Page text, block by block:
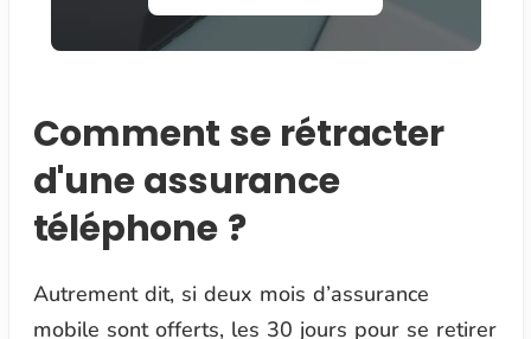
Comment se rétracter
d'une assurance
téléphone ?
Autrement dit, si deux mois d’assurance
mobile sont offerts, les 30 jours pour se retirer